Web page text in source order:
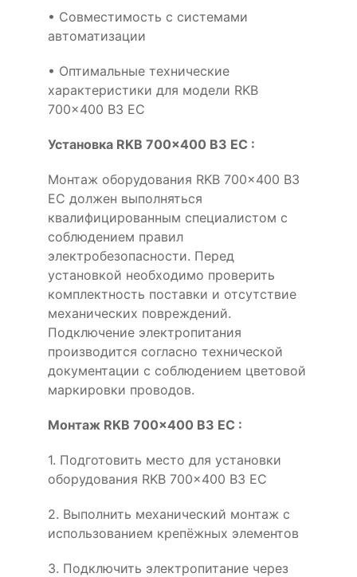
• Совместимость с системами
автоматизации
• Оптимальные технические
характеристики для модели RKB
700x400 B3 EC
Установка RKB 700x400 B3 EC :
Монтаж оборудования RKB 700x400 B3
EC должен выполняться
квалифицированным специалистом с
соблюдением правил
электробезопасности. Перед
установкой необходимо проверить
комплектность поставки и отсутствие
механических повреждений.
Подключение электропитания
производится согласно технической
документации с соблюдением цветовой
маркировки проводов.
Монтаж RKB 700x400 B3 EC :
1. Подготовить место для установки
оборудования RKB 700x400 B3 EC
2. Выполнить механический монтаж с
использованием крепёжных элементов
3. Подключить электропитание через